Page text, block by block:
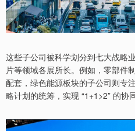
这些子公司被科学划分到七大战略
片等领域各展所长。例如，零部件
配套，绿色能源板块的子公司则专
略计划的统筹，实现 “1+1>2” 的协